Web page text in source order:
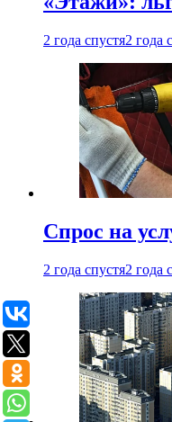
2 года спустя2 года
Спрос на
2 года спустя2 года